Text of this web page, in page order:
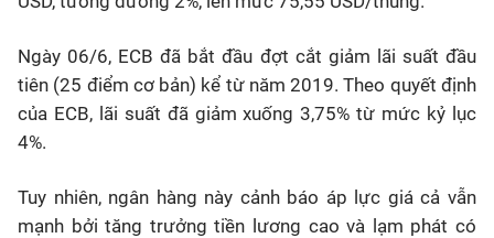
Ngày 06/6, ECB đã bắt đầu đợt cắt giảm lãi suất đầu
tiên (25 điểm cơ bản) kể từ năm 2019. Theo quyết định
của ECB, lãi suất đã giảm xuống 3,75% từ mức kỷ lục
4%.
Tuy nhiên, ngân hàng này cảnh báo áp lực giá cả vẫn
mạnh bởi tăng trưởng tiền lương cao và lạm phát có